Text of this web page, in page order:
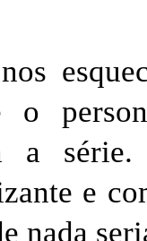
o
a
e
nada